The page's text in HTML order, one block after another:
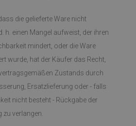
die gelieferte Ware nicht
h. einen Mangel aufweist, der ihren
mindert, oder die Ware
wurde, hat der Käufer das Recht,
Zustands durch
Ersatzlieferung oder - falls
nicht besteht - Rückgabe der
zu verlangen.